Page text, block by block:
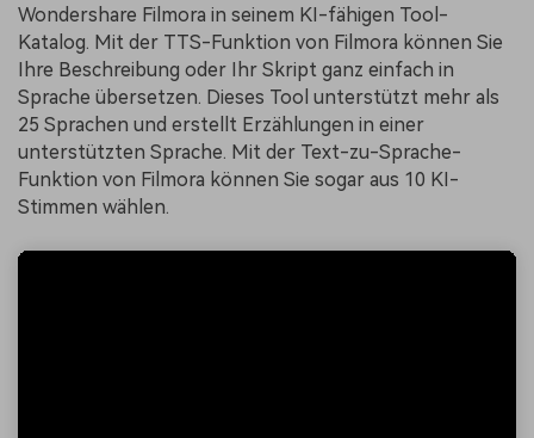
Wondershare Filmora in seinem KI-fähigen Tool-
Katalog. Mit der TTS-Funktion von Filmora können Sie
Ihre Beschreibung oder Ihr Skript ganz einfach in
Sprache übersetzen. Dieses Tool unterstützt mehr als
25 Sprachen und erstellt Erzählungen in einer
unterstützten Sprache. Mit der Text-zu-Sprache-
Funktion von Filmora können Sie sogar aus 10 KI-
Stimmen wählen.